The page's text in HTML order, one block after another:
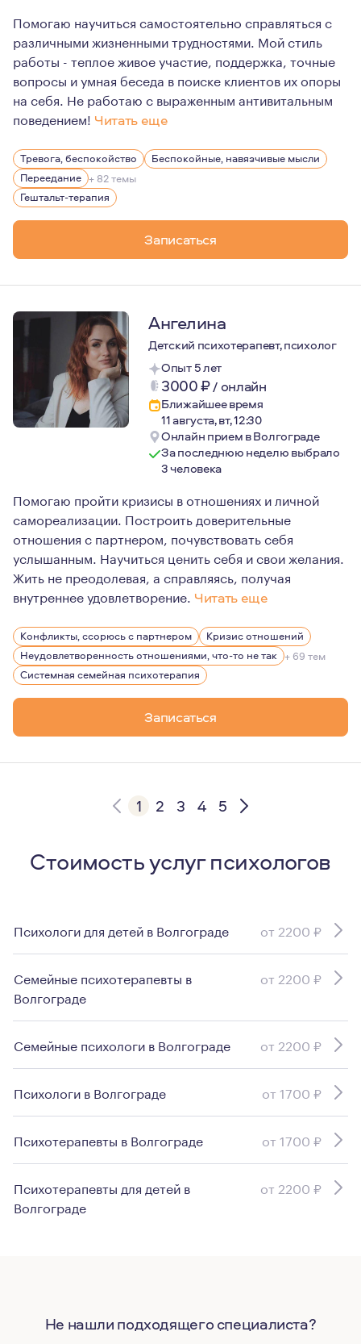
Помогаю научиться самостоятельно справляться с
различными жизненными трудностями. Мой стиль
работы - теплое живое участие, поддержка, точные
вопросы и умная беседа в поиске клиентов их опоры
на себя. Не работаю с выраженным антивитальным
поведением! Читать еще
Мои ценности в работе: этика, гуманизм,
Я вдумчивый, теплый, устойчивый и внимательный
Работаю только длительно, не смогу помочь в
Тревога, беспокойство
Беспокойные, навязчивые мысли
Переедание + 82 темы
Гештальт-терапия
Записаться
Ангелина
Детский психотерапевт, психолог
Опыт 5 лет
3000₽/ онлайн
Ближайшее время
11 августа, вт, 12:30
Онлайн прием в Волгограде
За последнюю неделю выбрало
3 человека
Помогаю пройти кризисы в отношениях и личной
самореализации. Построить доверительные
отношения с партнером, почувствовать себя
услышанным. Научиться ценить себя и свои желания.
Жить не преодолевая, а справляясь, получая
внутреннее удовлетворение. Читать еще
Если вы только собираетесь вступить в отношения,
Конфликты, ссорюсь с партнером
Кризис отношений
Неудовлетворенность отношениями, что-то не так + 69 тем
Системная семейная психотерапия
Записаться
1 2 3 4 5
Стоимость услуг психологов
Психологи для детей в Волгограде от 2200 ₽
Семейные психотерапевты в
Волгограде
от 2200 ₽
Семейные психологи в Волгограде от 2200 ₽
Психологи в Волгограде от 1700 ₽
Психотерапевты в Волгограде от 1700 ₽
Психотерапевты для детей в
Волгограде
от 2200 ₽
Не нашли подходящего специалиста?